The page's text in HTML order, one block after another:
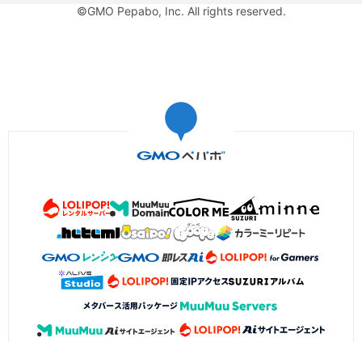
©GMO Pepabo, Inc. All rights reserved.